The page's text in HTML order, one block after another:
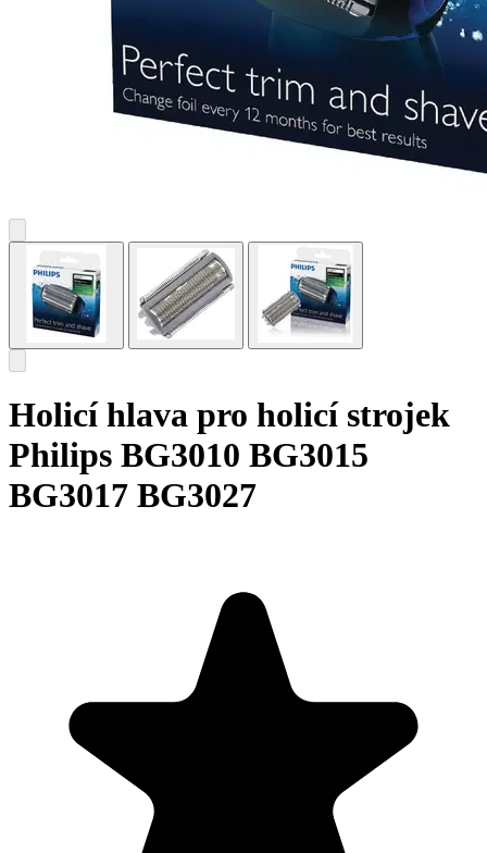
Holicí hlava pro holicí strojek
Philips BG3010 BG3015
BG3017 BG3027